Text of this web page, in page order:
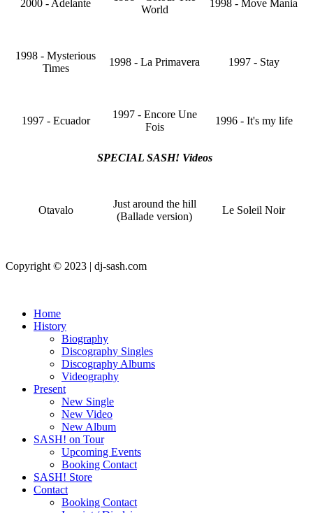
2000 - Adelante
World
1998 - Move Mania
1998 - Mysterious
Times
1998 - La Primavera 1997 - Stay
1997 - Ecuador
1997 - Encore Une
Fois
1996 - It's my life
SPECIAL SASH! Videos
Otavalo
Just around the hill
(Ballade version)
Le Soleil Noir
Copyright © 2023 | dj-sash.com
Home
History
Biography
Discography Singles
Discography Albums
Videography
Present
New Single
New Video
New Album
SASH! on Tour
Upcoming Events
Booking Contact
SASH! Store
Contact
Booking Contact